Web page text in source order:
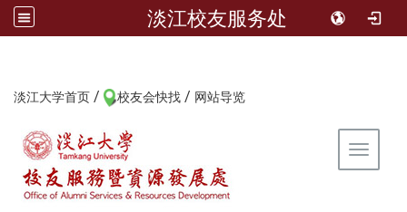
淡江校友服务处
淡江大学首页 / 校友会快找 / 网站导览
Toggle